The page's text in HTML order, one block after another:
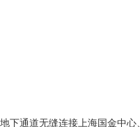
通道无缝连接上海国金中